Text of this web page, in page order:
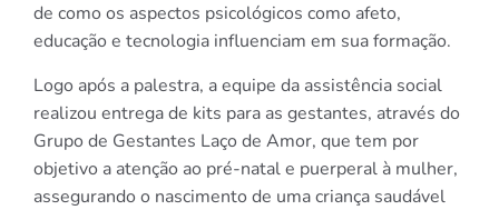
de como os aspectos psicológicos como afeto,
educação e tecnologia influenciam em sua formação.
Logo após a palestra, a equipe da assistência social
realizou entrega de kits para as gestantes, através do
Grupo de Gestantes Laço de Amor, que tem por
objetivo a atenção ao pré-natal e puerperal à mulher,
assegurando o nascimento de uma criança saudável